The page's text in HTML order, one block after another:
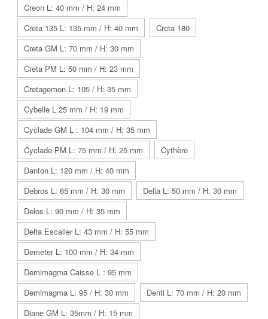
Creon L: 40 mm / H: 24 mm
Creta 135 L: 135 mm / H: 40 mm
Creta 180
Creta GM L: 70 mm / H: 30 mm
Creta PM L: 50 mm / H: 23 mm
Cretagemon L: 105 / H: 35 mm
Cybelle L:25 mm / H: 19 mm
Cyclade GM L : 104 mm / H: 35 mm
Cyclade PM L: 75 mm / H: 25 mm
Cythère
Danton L: 120 mm / H: 40 mm
Debros L: 65 mm / H: 30 mm
Delia L: 50 mm / H: 30 mm
Delos L: 90 mm / H: 35 mm
Delta Escalier L: 43 mm / H: 55 mm
Demeter L: 100 mm / H: 34 mm
Demimagma Caisse L : 95 mm
Demimagma L: 95 / H: 30 mm
Denti L: 70 mm / H: 20 mm
Diane GM L: 35mm / H: 15 mm